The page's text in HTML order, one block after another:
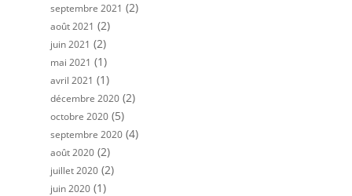
septembre 2021 (2)
août 2021 (2)
juin 2021 (2)
mai 2021 (1)
avril 2021 (1)
décembre 2020 (2)
octobre 2020 (5)
septembre 2020 (4)
août 2020 (2)
juillet 2020 (2)
juin 2020 (1)